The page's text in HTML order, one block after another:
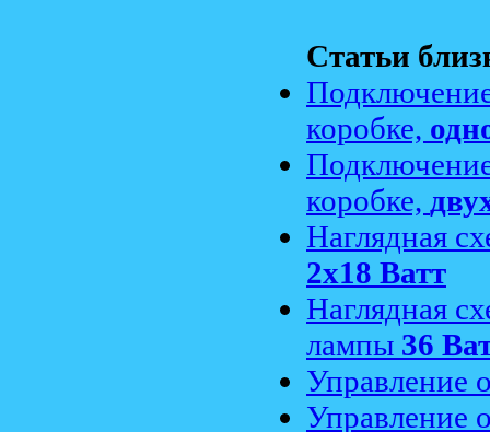
Статьи
коробке,
коробке,
Наглядная
2x18 Ватт
Наглядная
лампы 36
Управление
Управление